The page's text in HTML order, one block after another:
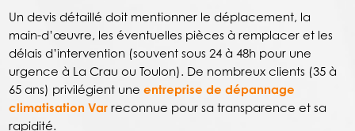
Un devis détaillé doit mentionner le déplacement, la
main-d’œuvre, les éventuelles pièces à remplacer et les
délais d’intervention (souvent sous 24 à 48h pour une
urgence à La Crau ou Toulon). De nombreux clients (35 à
65 ans) privilégient uneentreprise de dépannage
climatisation Var reconnue pour sa transparence et sa
rapidité.